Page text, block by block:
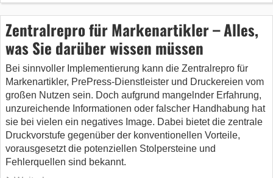
Zentralrepro für Markenartikler – Alles,
was Sie darüber wissen müssen
Bei sinnvoller Implementierung kann die Zentralrepro für
Markenartikler, PrePress-Dienstleister und Druckereien vom
großen Nutzen sein. Doch aufgrund mangelnder Erfahrung,
unzureichende Informationen oder falscher Handhabung hat
sie bei vielen ein negatives Image. Dabei bietet die zentrale
Druckvorstufe gegenüber der konventionellen Vorteile,
vorausgesetzt die potenziellen Stolpersteine und
Fehlerquellen sind bekannt.